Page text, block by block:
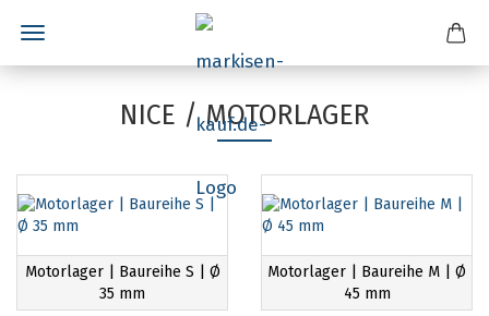
NICE / MOTORLAGER
Motorlager | Baureihe S | Ø
35 mm
Motorlager | Baureihe M | Ø
45 mm